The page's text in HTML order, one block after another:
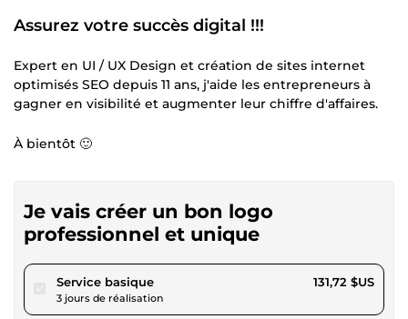
Assurez votre succès digital !!!
Expert en UI / UX Design et création de sites internet
optimisés SEO depuis 11 ans, j'aide les entrepreneurs à
gagner en visibilité et augmenter leur chiffre d'affaires.
À bientôt 🙂
Je vais créer un bon logo
professionnel et unique
Service basiquepour 121,39 $US
3 jours de réalisation
131,72 $US